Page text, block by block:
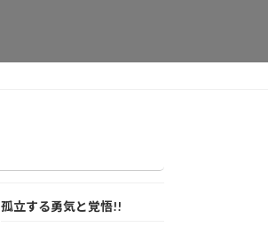
孤立する勇気と覚悟!!